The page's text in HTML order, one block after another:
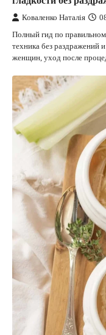
Коваленко Наталія
Полный гид по
техника без раздражений
женщин, уход после